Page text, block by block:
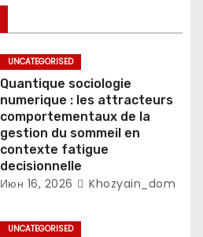
UNCATEGORISED
Quantique sociologie
numerique : les attracteurs
comportementaux de la
gestion du sommeil en
contexte fatigue
decisionnelle
Июн 16, 2026 Khozyain_dom
UNCATEGORISED